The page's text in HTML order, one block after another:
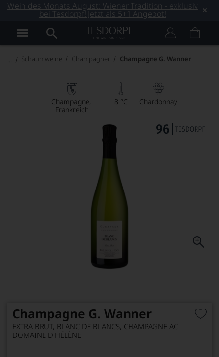
Wein des Monats August: Wiener Tradition - exklusiv
bei Tesdorpf! Jetzt als 5+1 Angebot!
Schaumweine Champagner Champagne G. Wanner
Champagne
Frankreich
8 °C Chardonnay
Champagne G. Wanner
EXTRA BRUT, BLANC DE BLANCS, CHAMPAGNE AC
DOMAINE D'HÉLÈNE